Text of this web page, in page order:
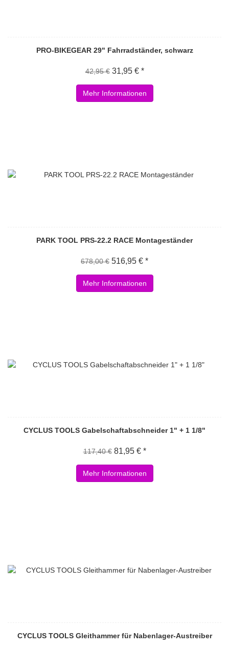
PRO-BIKEGEAR 29" Fahrradständer, schwarz
42,95 € 31,95 € *
Mehr Informationen
PARK TOOL PRS-22.2 RACE Montageständer
678,00 € 516,95 € *
Mehr Informationen
CYCLUS TOOLS Gabelschaftabschneider 1" + 1 1/8"
117,40 € 81,95 € *
Mehr Informationen
CYCLUS TOOLS Gleithammer für Nabenlager-Austreiber